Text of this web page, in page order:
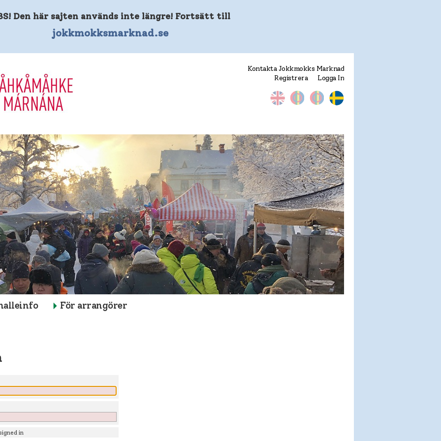
Den här sajten används inte längre! Fortsätt till
jokkmokksmarknad.se
Kontakta Jokkmokks Marknad
Registrera
Logga In
För arrangörer
in